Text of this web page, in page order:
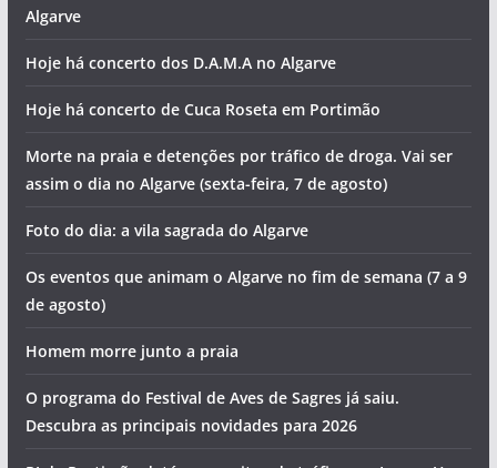
Algarve
Hoje há concerto dos D.A.M.A no Algarve
Hoje há concerto de Cuca Roseta em Portimão
Morte na praia e detenções por tráfico de droga. Vai ser
assim o dia no Algarve (sexta-feira, 7 de agosto)
Foto do dia: a vila sagrada do Algarve
Os eventos que animam o Algarve no fim de semana (7 a 9
de agosto)
Homem morre junto a praia
O programa do Festival de Aves de Sagres já saiu.
Descubra as principais novidades para 2026